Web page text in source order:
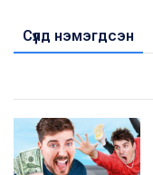
Сүүлд нэмэгдсэн